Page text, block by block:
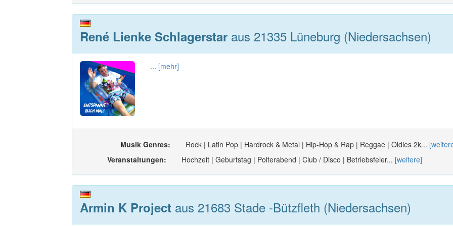
René Lienke Schlagerstar aus 21335 Lüneburg (Niedersachsen)
... [mehr]
Musik Genres: Rock | Latin Pop | Hardrock & Metal | Hip-Hop & Rap | Reggae | Oldies 2k...
Veranstaltungen:
Hochzeit | Geburtstag | Polterabend | Club / Disco | Betriebsfeier... [weitere]
Armin K Project aus 21683 Stade -Bützfleth (Niedersachsen)